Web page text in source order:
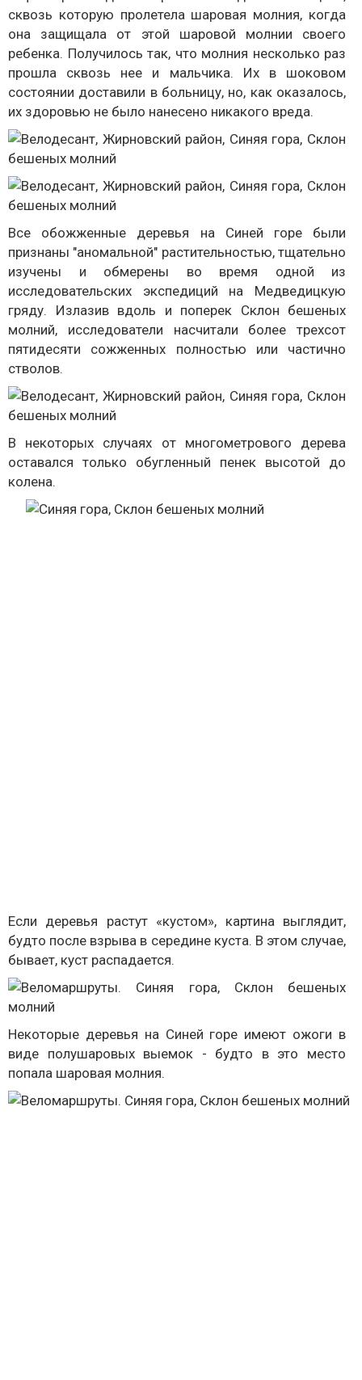
сквозь которую пролетела шаровая молния, когда
она защищала от этой шаровой молнии своего
ребенка. Получилось так, что молния несколько раз
прошла сквозь нее и мальчика. Их в шоковом
состоянии доставили в больницу, но, как оказалось,
их здоровью не было нанесено никакого вреда.
Все обожженные деревья на Синей горе были
признаны "аномальной" растительностью, тщательно
изучены и обмерены во время одной из
исследовательских экспедиций на Медведицкую
гряду. Излазив вдоль и поперек Склон бешеных
молний, исследователи насчитали более трехсот
пятидесяти сожженных полностью или частично
стволов.
В некоторых случаях от многометрового дерева
оставался только обугленный пенек высотой до
колена.
Если деревья растут «кустом», картина выглядит,
будто после взрыва в середине куста. В этом случае,
бывает, куст распадается.
Некоторые деревья на Синей горе имеют ожоги в
виде полушаровых выемок - будто в это место
попала шаровая молния.